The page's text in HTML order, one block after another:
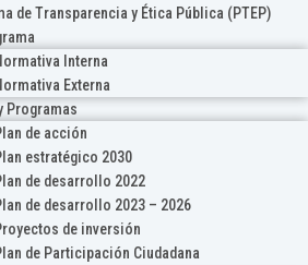
de Transparencia y Ética Pública (PTEP)
Interna
Externa
Programas
de acción
estratégico 2030
de desarrollo 2022
de desarrollo 2023 – 2026
de inversión
de Participación Ciudadana